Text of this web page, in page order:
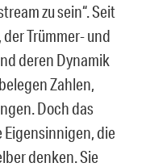
zu sein“. Seit
Trümmer- und
deren Dynamik
Zahlen,
Doch das
Eigensinnigen, die
denken. Sie